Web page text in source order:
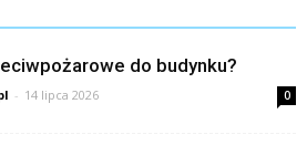
do budynku?
- 14 lipca 2026 0